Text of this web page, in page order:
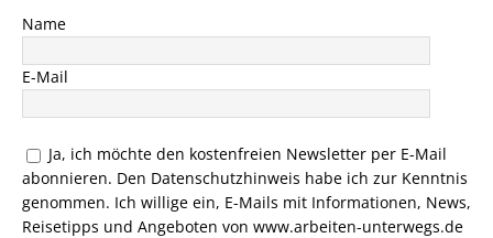
Name
E-Mail
Ja, ich möchte den kostenfreien Newsletter per E-Mail
abonnieren. Den Datenschutzhinweis habe ich zur Kenntnis
genommen. Ich willige ein, E-Mails mit Informationen, News,
Reisetipps und Angeboten von www.arbeiten-unterwegs.de